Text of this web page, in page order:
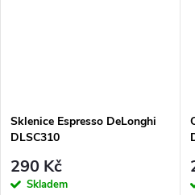
Sklenice Espresso DeLonghi
DLSC310
290 Kč
Skladem